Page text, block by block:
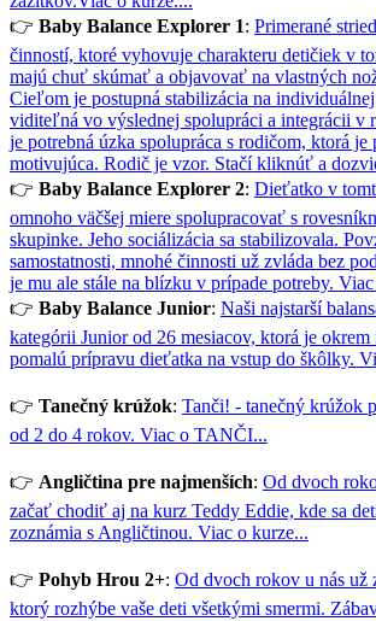
👉 Baby Balance Explorer 1: Primerané
činností, ktoré vyhovuje charakteru detičiek v
majú chuť skúmať a objavovať na vlastných
Cieľom je postupná stabilizácia na
viditeľná vo výslednej spolupráci a integrácii v
je potrebná úzka spolupráca s rodičom, ktorá
motivujúca. Rodič je vzor. Stačí kliknúť a
👉 Baby Balance Explorer 2: Dieťatko v
omnoho väčšej miere spolupracovať s
skupinke. Jeho sociálizácia sa stabilizovala.
samostatnosti, mnohé činnosti už zvláda bez
je mu ale stále na blízku v prípade potreby.
👉 Baby Balance Junior: Naši najstarší
kategórii Junior od 26 mesiacov, ktorá je okrem
pomalú prípravu dieťatka na vstup do škôlky.
👉 Tanečný krúžok: Tanči! - tanečný krúžok
od 2 do 4 rokov. Viac o TANČI...
👉 Angličtina pre najmenších: Od dvoch
začať chodiť aj na kurz Teddy Eddie, kde sa
zoznámia s Angličtinou. Viac o kurze...
👉 Pohyb Hrou 2+: Od dvoch rokov u nás už
ktorý rozhýbe vaše deti všetkými smermi.